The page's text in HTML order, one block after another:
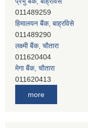
हिमालयन बैंक, बाह्रविसे
011489290
लक्ष्मी बैंक, चाैतारा
011620404
मेगा बैंक, चाैतारा
011620413
जनता बैंक, चाैतारा
011620406
देव विकास बैंक, बाह्रविसे
011401005
more